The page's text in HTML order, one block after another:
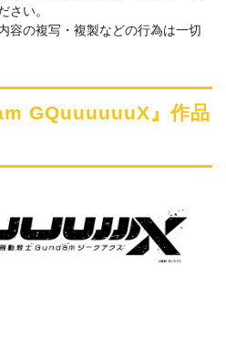
さい。
容の複写・複製などの行為は一切
GQuuuuuuX』作品